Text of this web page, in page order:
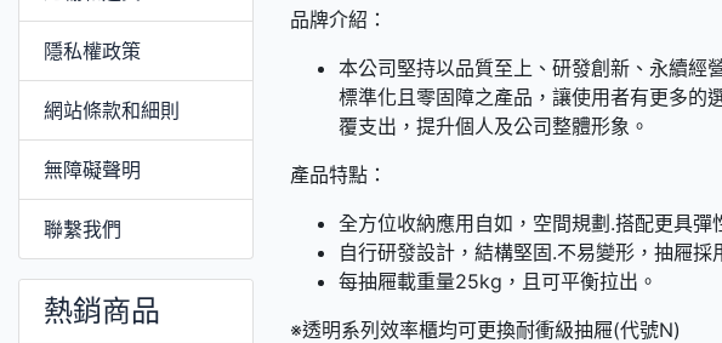
隱私權政策
網站條款和細則
無障礙聲明
聯繫我們
熱銷商品
品牌介紹：
本公司堅持以品質至上、研發創新、永續經
標準化且零固障之產品，讓使用者有更多的
覆支出，提升個人及公司整體形象。
產品特點：
全方位收納應用自如，空間規劃.搭配更具
自行研發設計，結構堅固.不易變形，抽屜
每抽屜載重量25kg，且可平衡拉出。
※透明系列效率櫃均可更換耐衝級抽屜(代號N)